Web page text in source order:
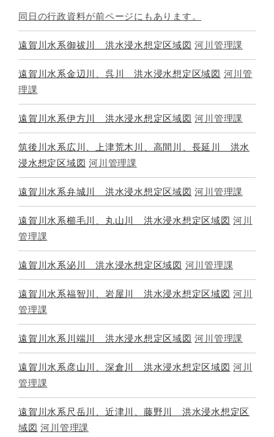
同日の行政資料が前ページにもあります。
遠賀川水系御祓川 洪水浸水想定区域図 河川管理課
遠賀川水系金辺川、呉川 洪水浸水想定区域図 河川管
理課
遠賀川水系伊方川 洪水浸水想定区域図 河川管理課
筑後川水系広川、上津荒木川、高間川、長延川 洪水
浸水想定区域図 河川管理課
遠賀川水系弁城川 洪水浸水想定区域図 河川管理課
遠賀川水系櫛毛川、丸山川 洪水浸水想定区域図 河川
管理課
遠賀川水系泌川 洪水浸水想定区域図 河川管理課
遠賀川水系福智川、岩屋川 洪水浸水想定区域図 河川
管理課
遠賀川水系川端川 洪水浸水想定区域図 河川管理課
遠賀川水系彦山川、深倉川 洪水浸水想定区域図 河川
管理課
遠賀川水系尺岳川、近津川、藤野川 洪水浸水想定区
域図 河川管理課